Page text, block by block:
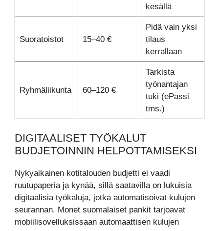
kesällä
Suoratoistot 15–40 €
Pidä vain yksi
tilaus
kerrallaan
Ryhmäliikunta 60–120 €
Tarkista
työnantajan
tuki (ePassi
tms.)
DIGITAALISET TYÖKALUT
BUDJETOINNIN HELPOTTAMISEKSI
Nykyaikainen kotitalouden budjetti ei vaadi
ruutupaperia ja kynää, sillä saatavilla on lukuisia
digitaalisia työkaluja, jotka automatisoivat kulujen
seurannan. Monet suomalaiset pankit tarjoavat
mobiilisovelluksissaan automaattisen kulujen